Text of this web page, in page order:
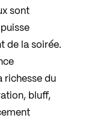
sont
de la soirée.
richesse du
bluff,